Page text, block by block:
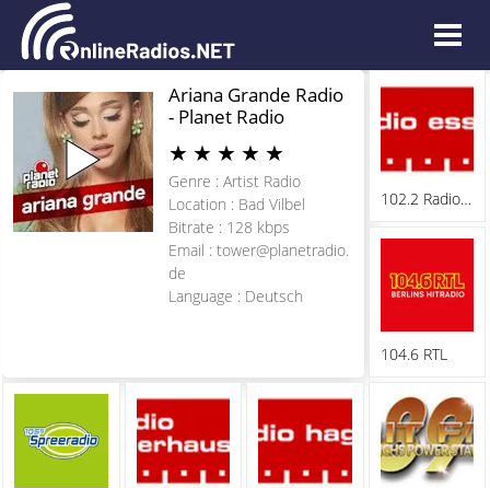
Ariana Grande Radio
- Planet Radio
★ ★ ★ ★ ★
Genre : Artist Radio
Location : Bad Vilbel
Bitrate : 128 kbps
Email : tower@planetradio.
de
Language : Deutsch
102.2 Radio Essen
104.6 RTL